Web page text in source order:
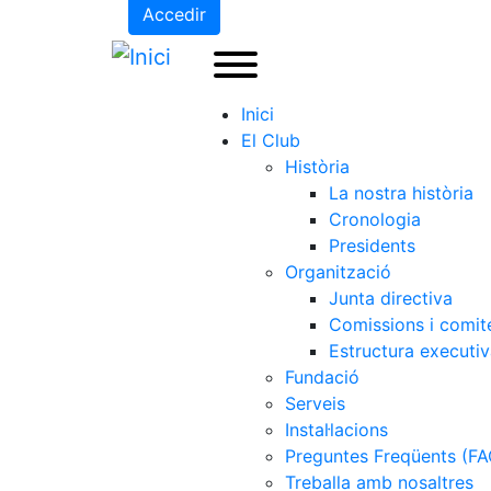
Accedir
Inici
El Club
Història
La nostra història
Cronologia
Presidents
Organització
Junta directiva
Comissions i
Estructura
Fundació
Serveis
Instal·lacions
Preguntes Freqüents
Treballa amb nosaltres